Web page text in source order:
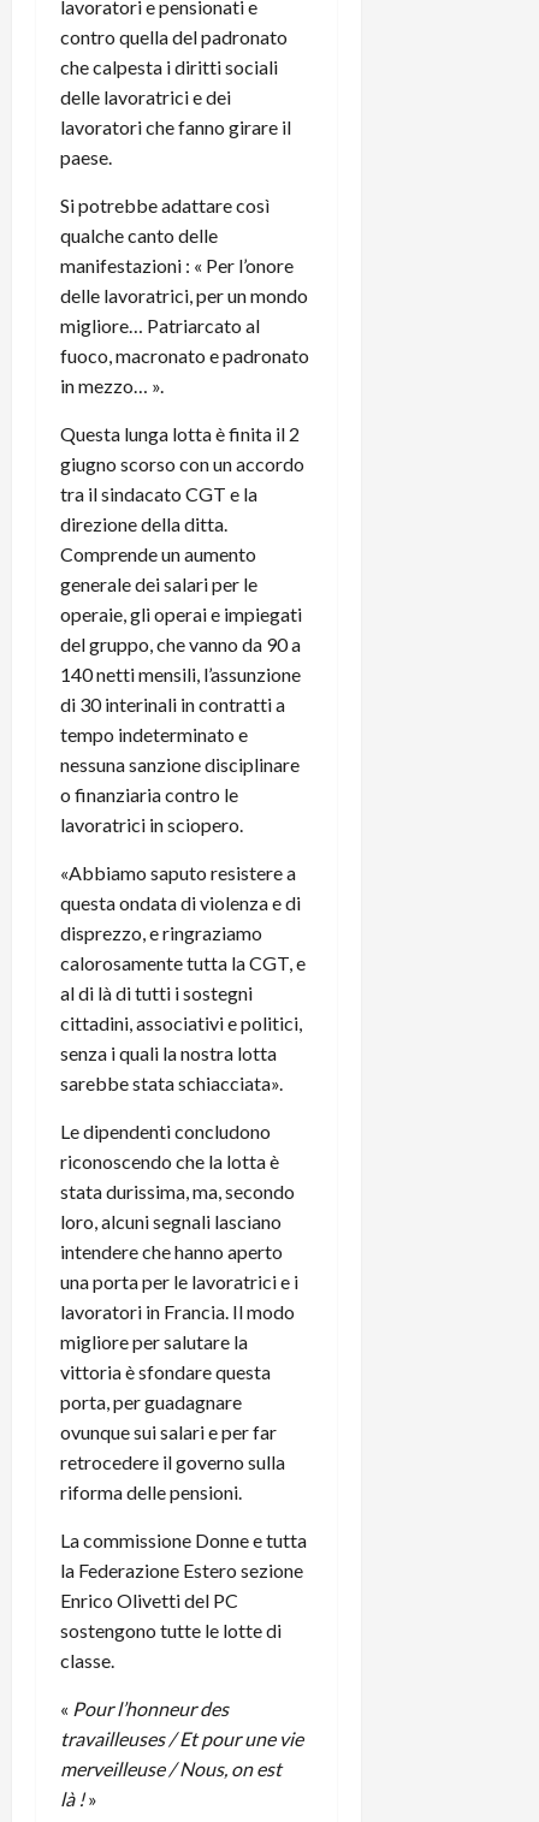
lavoratori e pensionati e
contro quella del padronato
che calpesta i diritti sociali
delle lavoratrici e dei
lavoratori che fanno girare il
paese.
Si potrebbe adattare così
qualche canto delle
manifestazioni : « Per l’onore
delle lavoratrici, per un mondo
migliore… Patriarcato al
fuoco, macronato e padronato
in mezzo… ».
Questa lunga lotta è finita il 2
giugno scorso con un accordo
tra il sindacato CGT e la
direzione della ditta.
Comprende un aumento
generale dei salari per le
operaie, gli operai e impiegati
del gruppo, che vanno da 90 a
140 netti mensili, l’assunzione
di 30 interinali in contratti a
tempo indeterminato e
nessuna sanzione disciplinare
o finanziaria contro le
lavoratrici in sciopero.
«Abbiamo saputo resistere a
questa ondata di violenza e di
disprezzo, e ringraziamo
calorosamente tutta la CGT, e
al di là di tutti i sostegni
cittadini, associativi e politici,
senza i quali la nostra lotta
sarebbe stata schiacciata».
Le dipendenti concludono
riconoscendo che la lotta è
stata durissima, ma, secondo
loro, alcuni segnali lasciano
intendere che hanno aperto
una porta per le lavoratrici e i
lavoratori in Francia. Il modo
migliore per salutare la
vittoria è sfondare questa
porta, per guadagnare
ovunque sui salari e per far
retrocedere il governo sulla
riforma delle pensioni.
La commissione Donne e tutta
la Federazione Estero sezione
Enrico Olivetti del PC
sostengono tutte le lotte di
classe.
« Pour l’honneur des
travailleuses / Et pour une vie
merveilleuse / Nous, on est
là !»